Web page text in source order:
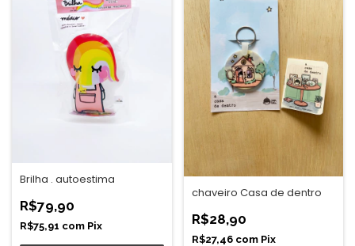
Brilha . autoestima
R$79,90
R$75,91 com Pix
chaveiro Casa de dentro
R$28,90
R$27,46 com Pix